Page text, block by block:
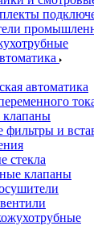
автоматика
фильтры и
стекла
клапаны